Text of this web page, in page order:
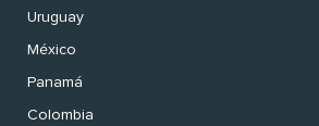
Uruguay
México
Panamá
Colombia